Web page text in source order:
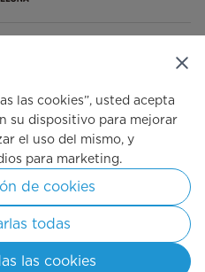
Simply ideal
Todos los derechos
Consentimiento de cookies
las cookies”, usted acepta
su dispositivo para mejorar
el uso del mismo, y
para marketing.
de cookies
todas
las cookies